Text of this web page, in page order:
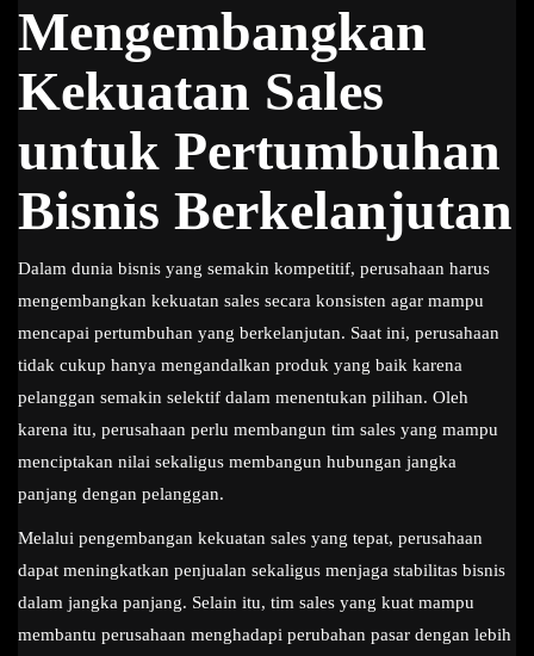
Mengembangkan
Kekuatan Sales
untuk Pertumbuhan
Bisnis Berkelanjutan
Dalam dunia bisnis yang semakin kompetitif, perusahaan harus
mengembangkan kekuatan sales secara konsisten agar mampu
mencapai pertumbuhan yang berkelanjutan. Saat ini, perusahaan
tidak cukup hanya mengandalkan produk yang baik karena
pelanggan semakin selektif dalam menentukan pilihan. Oleh
karena itu, perusahaan perlu membangun tim sales yang mampu
menciptakan nilai sekaligus membangun hubungan jangka
panjang dengan pelanggan.
Melalui pengembangan kekuatan sales yang tepat, perusahaan
dapat meningkatkan penjualan sekaligus menjaga stabilitas bisnis
dalam jangka panjang. Selain itu, tim sales yang kuat mampu
membantu perusahaan menghadapi perubahan pasar dengan lebih